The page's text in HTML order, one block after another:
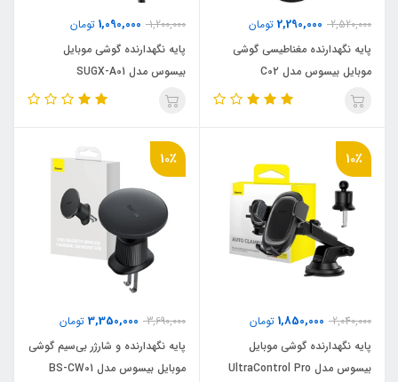
2,520,000
2,290,000 تومان
پایه نگهدارنده مغناطیسی گوشی
موبایل بیسوس مدل C02
Magnetic
1,200,000
1,090,000 تومان
پایه نگهدارنده گوشی موبایل
بیسوس مدل SUGX-A01
10٪
2,040,000
1,850,000 تومان
پایه نگهدارنده گوشی موبایل
بیسوس مدل UltraControl Pro
10٪
3,690,000
3,350,000 تومان
پایه نگهدارنده و شارژر بی‌سیم گوشی
موبایل بیسوس مدل BS-CW01